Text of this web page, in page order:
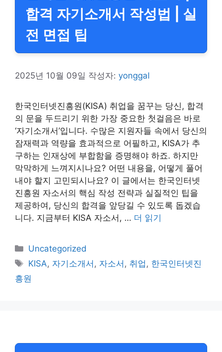
합격 자기소개서 작성법 | 실
전 면접 팁
2025년 10월 09일 작성자: yonggal
한국인터넷진흥원(KISA) 취업을 꿈꾸는 당신, 합격
의 문을 두드리기 위한 가장 중요한 첫걸음은 바로
‘자기소개서’입니다. 수많은 지원자들 속에서 당신의
잠재력과 역량을 효과적으로 어필하고, KISA가 추
구하는 인재상에 부합함을 증명해야 하죠. 하지만
막막하게 느껴지시나요? 어떤 내용을, 어떻게 풀어
내야 할지 고민되시나요? 이 글에서는 한국인터넷
진흥원 자소서의 핵심 작성 전략과 실질적인 팁을
제공하여, 당신의 합격을 앞당길 수 있도록 돕겠습
니다. 지금부터 KISA 자소서, … 더 읽기
카
테
리
Uncategorized
태
그
KISA, 자기소개서 , 자소서 , 취업 , 한국인터넷진
흥원